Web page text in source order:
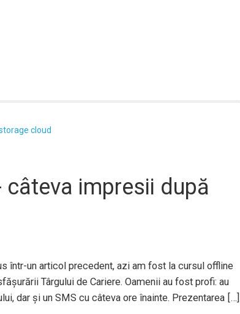
cloud
impresii după
într-un articol precedent, azi am fost la cursul offline
Târgului de Cariere. Oamenii au fost profi: au
dar și un SMS cu câteva ore înainte. Prezentarea […]